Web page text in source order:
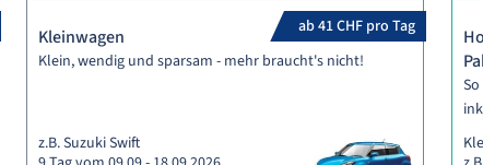
ab 41 CHF pro Tag
Kleinwagen
Klein, wendig und sparsam - mehr braucht's nicht!
z.B. Suzuki Swift